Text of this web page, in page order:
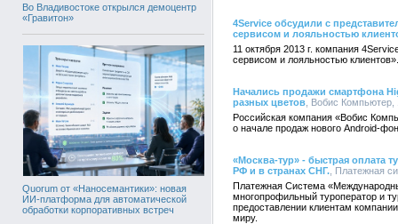
Во Владивостоке открылся демоцентр
«Гравитон»
Quorum от «Наносемантики»: новая
ИИ-платформа для автоматической
обработки корпоративных встреч
4Service обсудили с
сервисом и лояльностью
11 октября 2013 г. компания
сервисом и лояльностью клиентов».
Начались продажи смартфона
разных цветов , Вобис
Российская компания «Вобис
о начале продаж нового Android-
«Москва-тур» - быстрая оплата
РФ и в странах СНГ. , Платежная
Платежная Система
многопрофильный туроператор и
предоставлении клиентам
миру.